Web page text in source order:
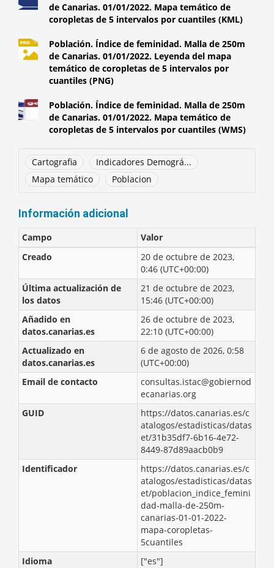
de Canarias. 01/01/2022. Mapa temático de
coropletas de 5 intervalos por cuantiles (KML)
Población. Índice de feminidad. Malla de 250m
de Canarias. 01/01/2022. Leyenda del mapa
temático de coropletas de 5 intervalos por
cuantiles (PNG)
Población. Índice de feminidad. Malla de 250m
de Canarias. 01/01/2022. Mapa temático de
coropletas de 5 intervalos por cuantiles (WMS)
Cartografia
Indicadores Demográ...
Mapa temático
Poblacion
Información adicional
Campo
Valor
Creado
20 de octubre de 2023,
0:46 (UTC+00:00)
Última actualización de
los datos
21 de octubre de 2023,
15:46 (UTC+00:00)
Añadido en
datos.canarias.es
26 de octubre de 2023,
22:10 (UTC+00:00)
Actualizado en
datos.canarias.es
6 de agosto de 2026, 0:58
(UTC+00:00)
Email de contacto
consultas.istac@gobiernod
ecanarias.org
GUID
https://datos.canarias.es/c
atalogos/estadisticas/datas
et/31b35df7-6b16-4e72-
8449-87d89aacb0b9
Identificador
https://datos.canarias.es/c
atalogos/estadisticas/datas
et/poblacion_indice_femini
dad-malla-de-250m-
canarias-01-01-2022-
mapa-coropletas-
5cuantiles
Idioma
["es"]